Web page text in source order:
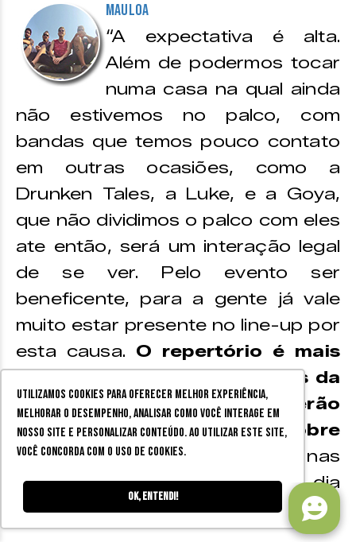
Utilizamos cookies para oferecer melhor experiência,
melhorar o desempenho, analisar como você interage em
nosso site e personalizar conteúdo. Ao utilizar este site,
você concorda com o uso de cookies.
Ok, entendi!
Mauloa
“A expectativa é alta.
Além de podermos tocar
numa casa na qual ainda
não estivemos no palco, com
bandas que temos pouco contato
em outras ocasiões, como a
Drunken Tales, a Luke, e a Goya,
que não dividimos o palco com eles
ate então, será um interação legal
de se ver. Pelo evento ser
beneficente, para a gente já vale
muito estar presente no line-up por
esta causa. O repertório é mais
voltado para as composições da
banda, e as covers que serão
tocadas reflete um pouco sobre
as nossas influências
, nas
composições e no dia a dia
ouvindo em casa mesmo.”